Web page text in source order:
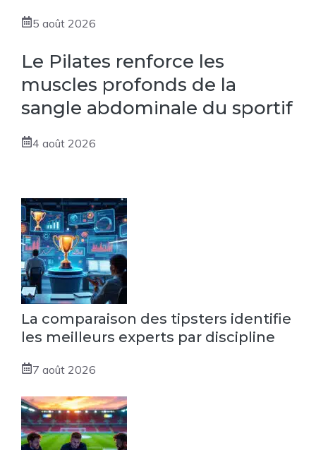
5 août 2026
Le Pilates renforce les
muscles profonds de la
sangle abdominale du sportif
4 août 2026
La comparaison des tipsters identifie
les meilleurs experts par discipline
7 août 2026